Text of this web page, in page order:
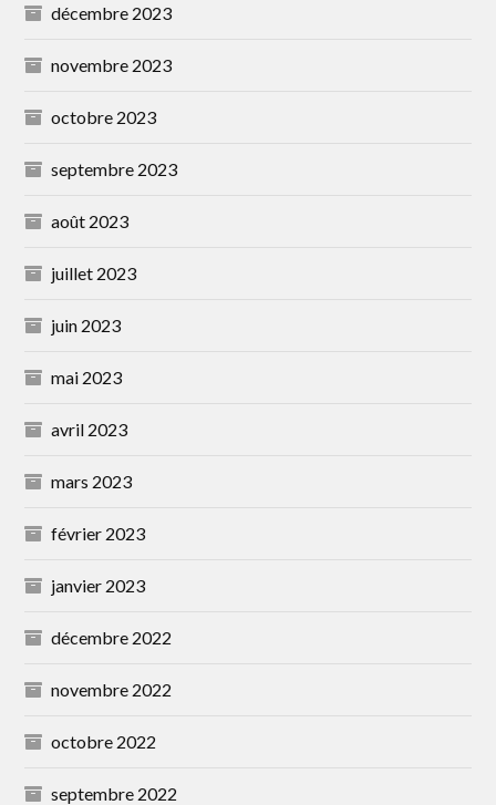
décembre 2023
novembre 2023
octobre 2023
septembre 2023
août 2023
juillet 2023
juin 2023
mai 2023
avril 2023
mars 2023
février 2023
janvier 2023
décembre 2022
novembre 2022
octobre 2022
septembre 2022